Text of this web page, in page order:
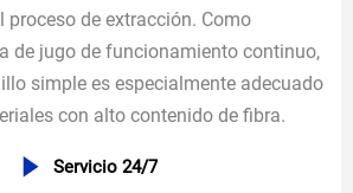
proceso de extracción. Como
de jugo de funcionamiento continuo,
simple es especialmente adecuado
con alto contenido de fibra.
 Servicio 24/7